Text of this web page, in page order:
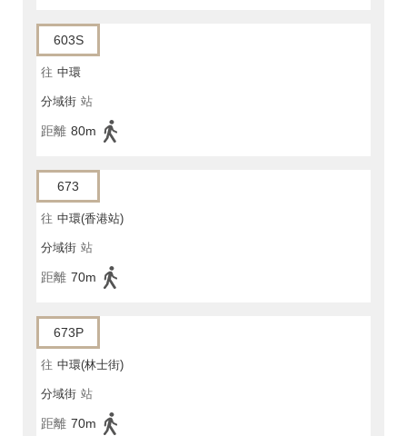
603S
往 中環
分域街 站
距離 80m
673
往 中環(香港站)
分域街 站
距離 70m
673P
往 中環(林士街)
分域街 站
距離 70m